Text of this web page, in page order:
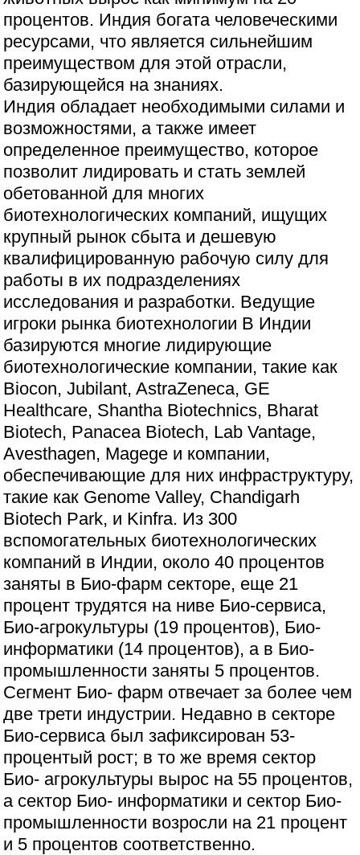
процентов. Индия богата человеческими
ресурсами, что является сильнейшим
преимуществом для этой отрасли,
базирующейся на знаниях.
Индия обладает необходимыми силами и
возможностями, а также имеет
определенное преимущество, которое
позволит лидировать и стать землей
обетованной для многих
биотехнологических компаний, ищущих
крупный рынок сбыта и дешевую
квалифицированную рабочую силу для
работы в их подразделениях
исследования и разработки. Ведущие
игроки рынка биотехнологии В Индии
базируются многие лидирующие
биотехнологические компании, такие как
Biocon, Jubilant, AstraZeneca, GE
Healthcare, Shantha Biotechnics, Bharat
Biotech, Panacea Biotech, Lab Vantage,
Avesthagen, Magege и компании,
обеспечивающие для них инфраструктуру,
такие как Genome Valley, Chandigarh
Biotech Park, и Kinfra. Из 300
вспомогательных биотехнологических
компаний в Индии, около 40 процентов
заняты в Био-фарм секторе, еще 21
процент трудятся на ниве Био-сервиса,
Био-агрокультуры (19 процентов), Био-
информатики (14 процентов), а в Био-
промышленности заняты 5 процентов.
Сегмент Био- фарм отвечает за более чем
две трети индустрии. Недавно в секторе
Био-сервиса был зафиксирован 53-
процентый рост; в то же время сектор
Био- агрокультуры вырос на 55 процентов,
а сектор Био- информатики и сектор Био-
промышленности возросли на 21 процент
и 5 процентов соответственно.